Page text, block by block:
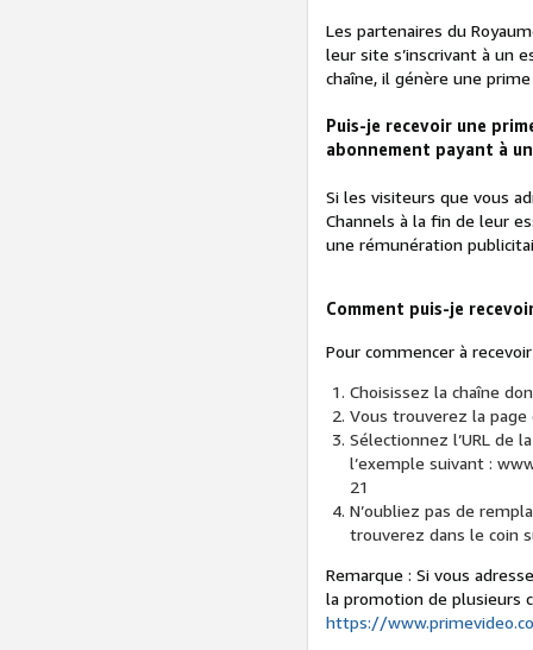
Les partenaires du
leur site s’inscrivant à un
chaîne, il génère une
Puis-je recevoir une
abonnement payant à
Si les visiteurs que vous
Channels à la fin de leur
une rémunération
Comment puis-je
Pour commencer à
Choisissez la chaîne
Vous trouverez la page
Sélectionnez l’URL de
l’exemple suivant :
21
N’oubliez pas de
trouverez dans le coin
Remarque : Si vous
la promotion de plusieurs
https://